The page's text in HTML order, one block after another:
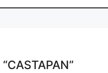
“CASTAPAN”